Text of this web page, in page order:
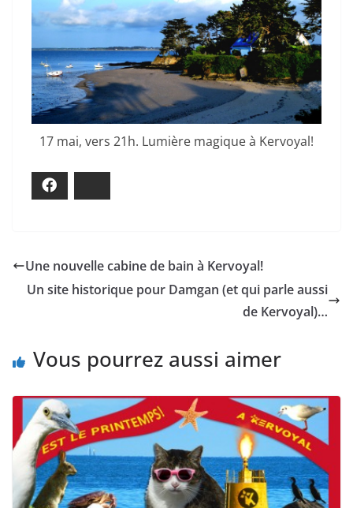
17 mai, vers 21h. Lumière magique à Kervoyal!
Une nouvelle cabine de bain à Kervoyal!
Un site historique pour Damgan (et qui parle aussi
de Kervoyal)…
Vous pourrez aussi aimer